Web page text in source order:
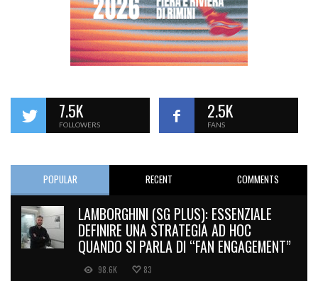
7.5K
FOLLOWERS
2.5K
FANS
POPULAR RECENT COMMENTS
LAMBORGHINI (SG PLUS): ESSENZIALE
DEFINIRE UNA STRATEGIA AD HOC
QUANDO SI PARLA DI “FAN ENGAGEMENT”
98.6K 83